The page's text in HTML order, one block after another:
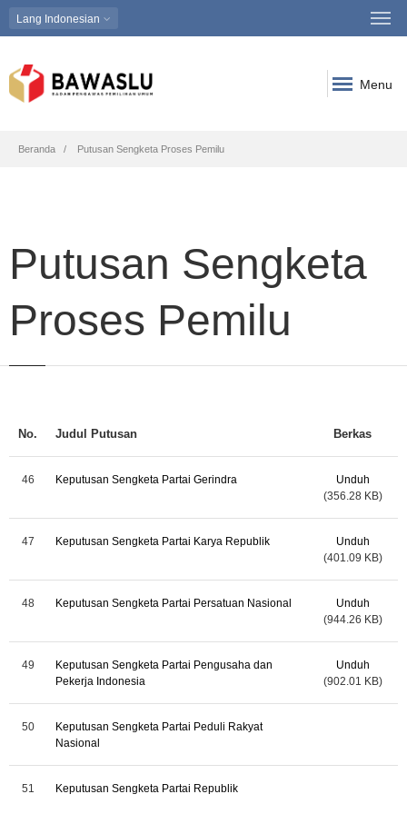
Lang Indonesian
Menu
Breadcrumb
Beranda Putusan Sengketa Proses Pemilu
Putusan Sengketa
Proses Pemilu
No. Judul Putusan Berkas
46 Keputusan Sengketa Partai Gerindra
Unduh
(356.28 KB)
47 Keputusan Sengketa Partai Karya Republik
Unduh
(401.09 KB)
48 Keputusan Sengketa Partai Persatuan Nasional
Unduh
(944.26 KB)
49
Keputusan Sengketa Partai Pengusaha dan
Pekerja Indonesia
Unduh
(902.01 KB)
50
Keputusan Sengketa Partai Peduli Rakyat
Nasional
51 Keputusan Sengketa Partai Republik